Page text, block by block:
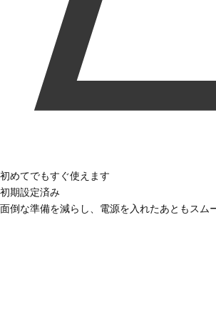
初めてでもすぐ使えます
初期設定済み
面倒な準備を減らし、電源を入れたあともス